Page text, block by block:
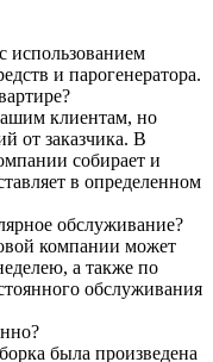
использованием
и парогенератора.
клиентам, но
от заказчика. В
собирает и
в определенном
обслуживание?
компании может
а также по
обслуживания
была произведена